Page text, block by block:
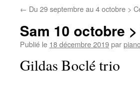
← Du 29 septembre au 4 octobre >
Sam 10 octobre
Publié le 18 décembre 2019par
Gildas Boclé trio